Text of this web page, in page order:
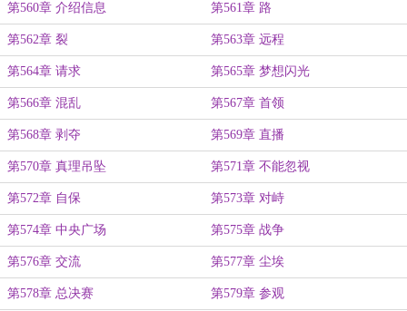
第560章 介绍信息 第561章 路
第562章 裂 第563章 远程
第564章 请求 第565章 梦想闪光
第566章 混乱 第567章 首领
第568章 剥夺 第569章 直播
第570章 真理吊坠 第571章 不能忽视
第572章 自保 第573章 对峙
第574章 中央广场 第575章 战争
第576章 交流 第577章 尘埃
第578章 总决赛 第579章 参观